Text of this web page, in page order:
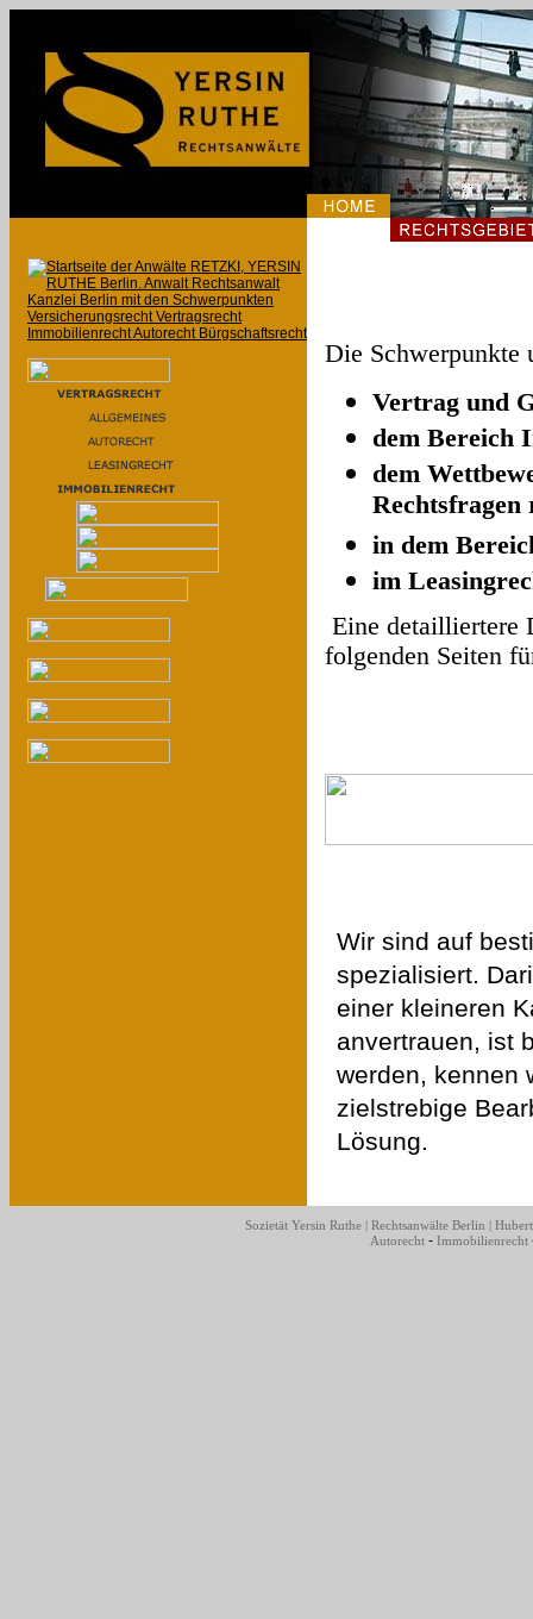
Die
Vertrag und
dem Bereich
dem
in dem
im
Eine detailliertere
folgenden Seiten
Wir sind auf
spezialisiert.
einer kleineren
anvertrauen, ist
werden, kennen
zielstrebige
Lösung.
Sozietät Yersin Ruthe | Rechtsanwälte Berlin |
Autorecht- Immobilienrecht